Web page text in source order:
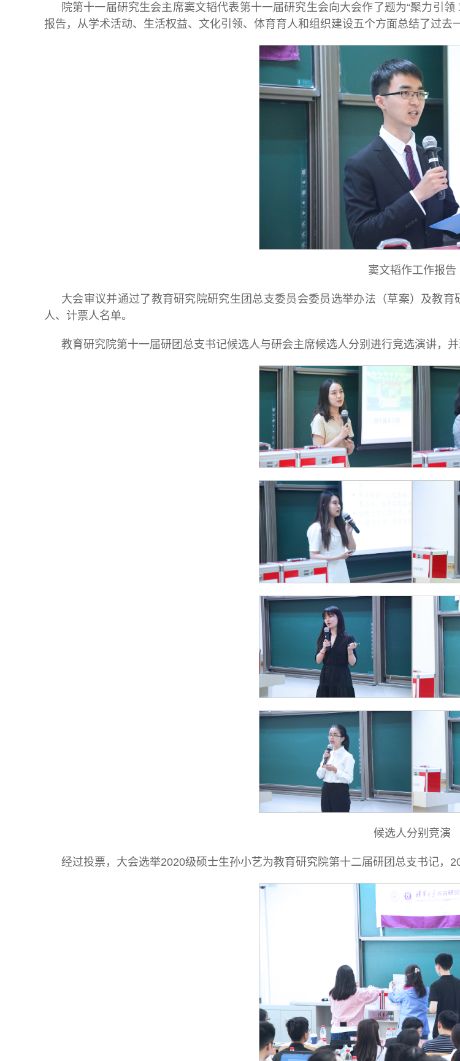
院第十一届研究生会主席窦文韬代表第十一届研究生会向大会作了题为“聚力引
报告，从学术活动、生活权益、文化引领、体育育人和组织建设五个方面总结了过去
窦文韬作工作报告
大会审议并通过了教育研究院研究生团总支委员会委员选举办法（草案）及教
人、计票人名单。
教育研究院第十一届研团总支书记候选人与研会主席候选人分别进行竞选演讲，并
候选人分别竞演
经过投票，大会选举2020级硕士生孙小艺为教育研究院第十二届研团总支书记，